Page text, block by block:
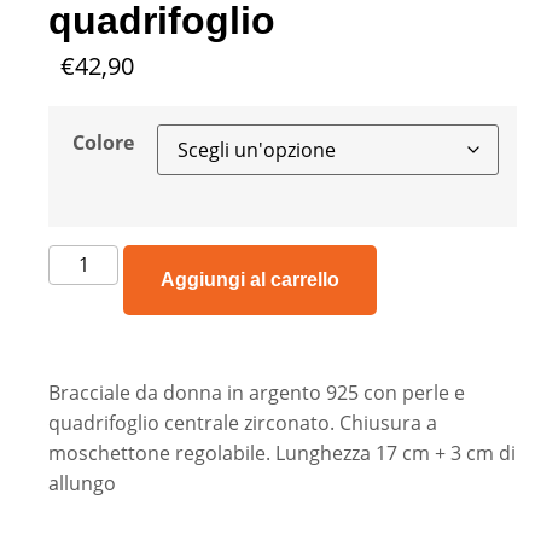
quadrifoglio
€42,90
Colore
Aggiungi al carrello
Bracciale da donna in argento 925 con perle e
quadrifoglio centrale zirconato. Chiusura a
moschettone regolabile. Lunghezza 17 cm + 3 cm di
allungo